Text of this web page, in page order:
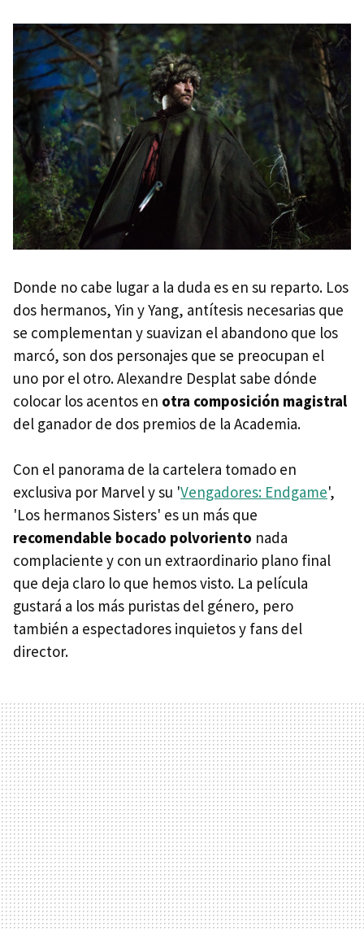
Donde no cabe lugar a la duda es en su reparto. Los
dos hermanos, Yin y Yang, antítesis necesarias que
se complementan y suavizan el abandono que los
marcó, son dos personajes que se preocupan el
uno por el otro. Alexandre Desplat sabe dónde
colocar los acentos en otra composición magistral
del ganador de dos premios de la Academia.
Con el panorama de la cartelera tomado en
exclusiva por Marvel y su 'Vengadores: Endgame',
'Los hermanos Sisters' es un más que
recomendable bocado polvoriento nada
complaciente y con un extraordinario plano final
que deja claro lo que hemos visto. La película
gustará a los más puristas del género, pero
también a espectadores inquietos y fans del
director.